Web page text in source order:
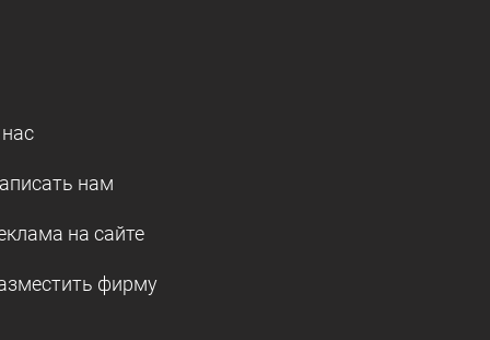
нам
на сайте
фирму